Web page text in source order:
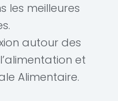
les meilleures
autour des
et
Alimentaire.